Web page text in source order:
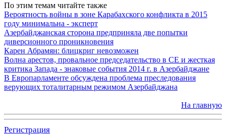
По этим темам читайте также
Вероятность войны в зоне Карабахского конфликта в 2015
году минимальна - эксперт
Азербайджанская сторона предприняла две попытки
диверсионного проникновения
Карен Абрамян: блицкриг невозможен
Волна арестов, провальное председательство в СЕ и жесткая
критика Запада - знаковые события 2014 г. в Азербайджане
В Европарламенте обсуждена проблема преследования
верующих тоталитарным режимом Азербайджана
На главную
Регистрация